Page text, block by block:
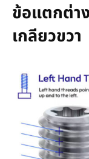
ข้อแตกต่า
เกลียวขวา